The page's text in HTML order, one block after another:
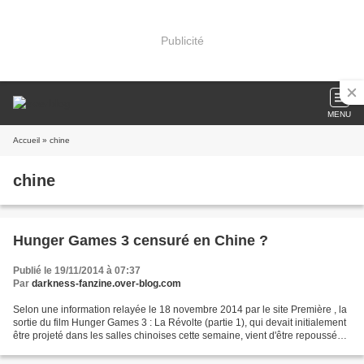
Publicité
MENU
Accueil » chine
chine
Hunger Games 3 censuré en Chine ?
Publié le 19/11/2014 à 07:37
Par darkness-fanzine.over-blog.com
Selon une information relayée le 18 novembre 2014 par le site Première , la
sortie du film Hunger Games 3 : La Révolte (partie 1), qui devait initialement
être projeté dans les salles chinoises cette semaine, vient d'être repoussée à